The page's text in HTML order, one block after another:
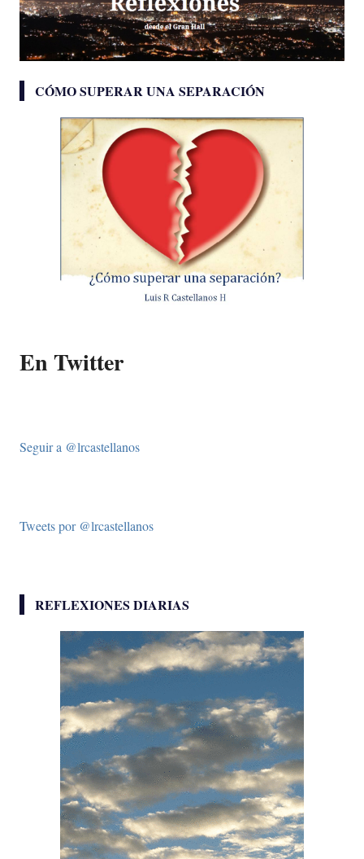
CÓMO SUPERAR UNA SEPARACIÓN
En Twitter
Seguir a @lrcastellanos
Tweets por @lrcastellanos
REFLEXIONES DIARIAS